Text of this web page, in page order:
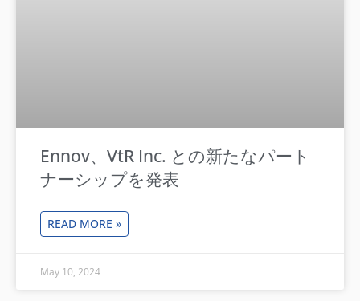
Ennov、VtR Inc. との新たなパート
ナーシップを発表
READ MORE »
May 10, 2024